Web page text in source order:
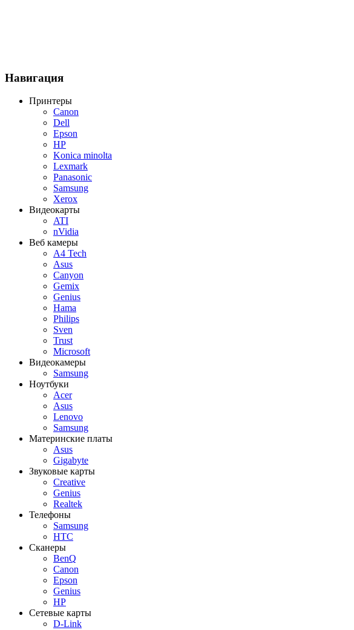
Навигация
Принтеры
Canon
Dell
Epson
HP
Konica minolta
Lexmark
Panasonic
Samsung
Xerox
Видеокарты
ATI
nVidia
Веб камеры
A4 Tech
Asus
Canyon
Gemix
Genius
Hama
Philips
Sven
Trust
Microsoft
Видеокамеры
Samsung
Ноутбуки
Acer
Asus
Lenovo
Samsung
Материнские платы
Asus
Gigabyte
Звуковые карты
Creative
Genius
Realtek
Телефоны
Samsung
HTC
Сканеры
BenQ
Canon
Epson
Genius
HP
Сетевые карты
D-Link